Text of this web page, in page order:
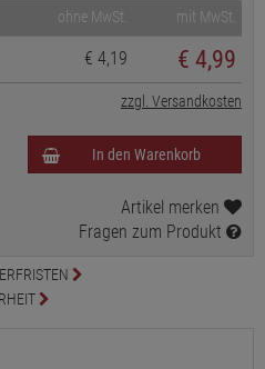
ohne MwSt. mit MwSt.
€ 4,19 € 4,99
zzgl. Versandkosten
In den Warenkorb
Artikel merken
Fragen zum Produkt